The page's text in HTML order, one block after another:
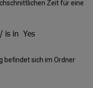
Zeit für eine
befindet sich im Ordner